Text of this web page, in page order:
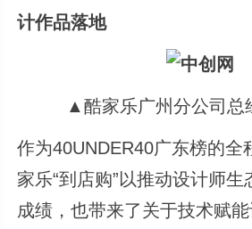
计作品落地
▲酷家乐广州分公司总
作为40UNDER40广东榜的全
家乐“到店购”以推动设计师
成绩，也带来了关于技术赋